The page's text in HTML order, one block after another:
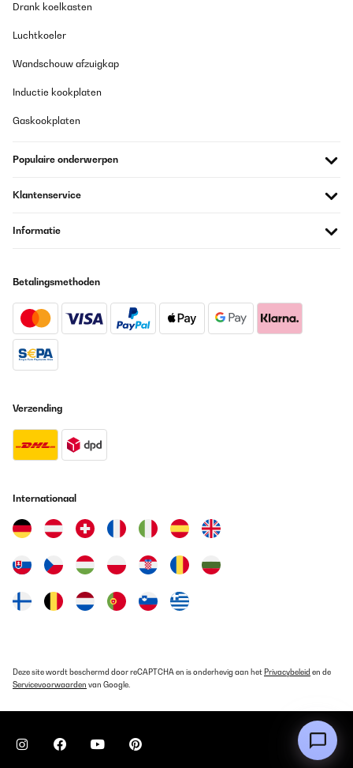
Drank koelkasten
Luchtkoeler
Wandschouw afzuigkap
Inductie kookplaten
Gaskookplaten
Populaire onderwerpen
Klantenservice
Informatie
Betalingsmethoden
Verzending
Internationaal
Deze site wordt beschermd door reCAPTCHA en is onderhevig aan het Privacybeleid en de
Servicevoorwaarden van Google.